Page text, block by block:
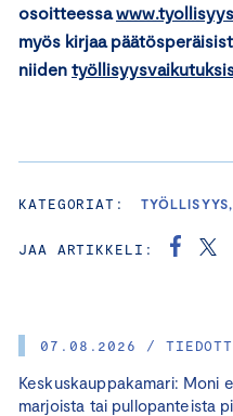
07.08.2026 /
Keskuskauppakamari: Moni
marjoista tai pullopanteista
osoitteessa
myös kirjaa
niiden
KATEGORIAT:
JAA ARTIKKELI: